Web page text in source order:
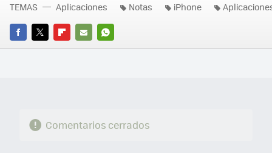
FACEBOOK
TWITTERFLIPBOARD
E-
WHATSAPP
TEMAS Aplicaciones Notas iPhone
Comentarios cerrados